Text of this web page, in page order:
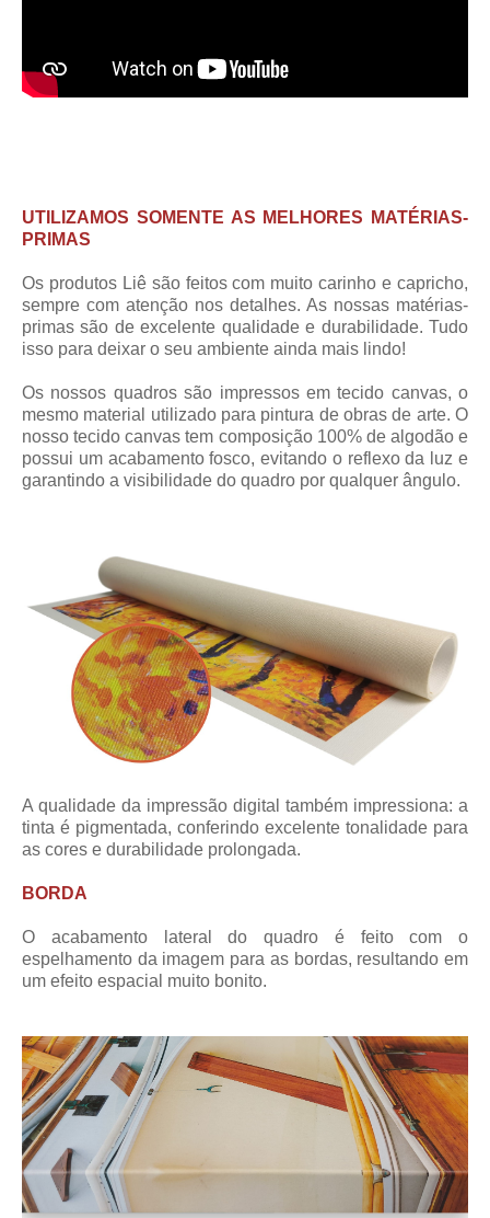
UTILIZAMOS SOMENTE AS MELHORES MATÉRIAS-
PRIMAS
Os produtos Liê são feitos com muito carinho e capricho,
sempre com atenção nos detalhes. As nossas matérias-
primas são de excelente qualidade e durabilidade. Tudo
isso para deixar o seu ambiente ainda mais lindo!
Os nossos quadros são impressos em tecido canvas, o
mesmo material utilizado para pintura de obras de arte. O
nosso tecido canvas tem composição 100% de algodão e
possui um acabamento fosco, evitando o reflexo da luz e
garantindo a visibilidade do quadro por qualquer ângulo.
A qualidade da impressão digital também impressiona: a
tinta é pigmentada, conferindo excelente tonalidade para
as cores e durabilidade prolongada.
BORDA
O acabamento lateral do quadro é feito com o
espelhamento da imagem para as bordas, resultando em
um efeito espacial muito bonito.